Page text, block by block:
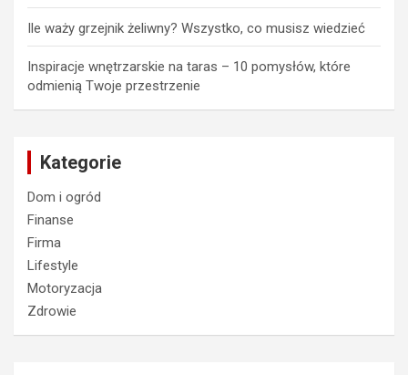
Ile waży grzejnik żeliwny? Wszystko, co musisz wiedzieć
Inspiracje wnętrzarskie na taras – 10 pomysłów, które
odmienią Twoje przestrzenie
Kategorie
Dom i ogród
Finanse
Firma
Lifestyle
Motoryzacja
Zdrowie